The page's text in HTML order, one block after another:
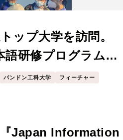
ップ大学を訪問。
語研修プログラムを
バンドン工科大学 フィーチャー
Japan Information